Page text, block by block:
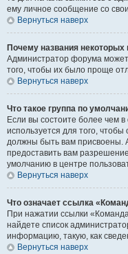
ему личное сообщение со
Вернуться наверх
Почему названия
Администратор форума может
того, чтобы их было проще
Вернуться наверх
Что такое группа по
Если вы состоите более чем
используется для того,
должны быть вам присвоены.
предоставить вам
умолчанию в центре
Вернуться наверх
Что означает ссылка
При нажатии ссылки
найдете список
информацию, такую, как
Вернуться наверх